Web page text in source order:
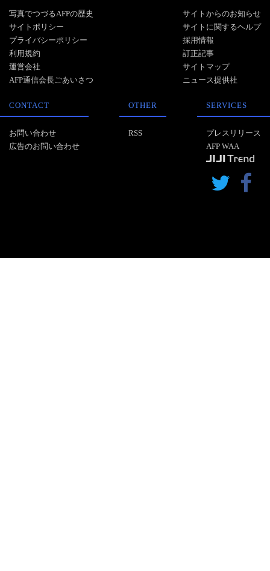
写真でつづるAFPの歴史
サイトポリシー
プライバシーポリシー
利用規約
運営会社
AFP通信会長ごあいさつ
サイトからのお知らせ
サイトに関するヘルプ
採用情報
訂正記事
サイトマップ
ニュース提供社
CONTACT
お問い合わせ
広告のお問い合わせ
OTHER
RSS
SERVICES
プレスリリース
AFP WAA